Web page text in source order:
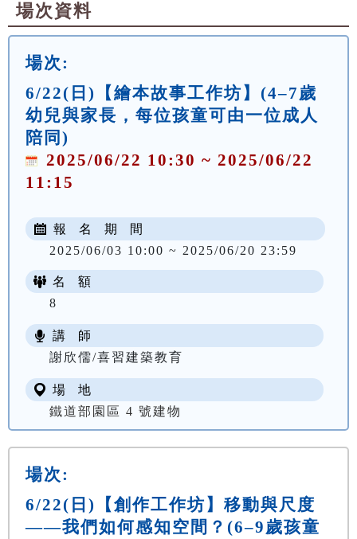
場次資料
場次:
6/22(日)【繪本故事工作坊】(4–7歲
幼兒與家長，每位孩童可由一位成人
陪同)
2025/06/22 10:30 ~ 2025/06/22
11:15
報 名 期 間
2025/06/03 10:00 ~ 2025/06/20 23:59
名 額
8
講 師
謝欣儒/喜習建築教育
場 地
鐵道部園區 4 號建物
場次:
6/22(日)【創作工作坊】移動與尺度
——我們如何感知空間？(6–9歲孩童